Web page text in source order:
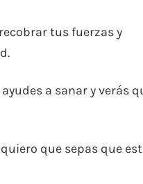
tus fuerzas y
a sanar y verás
que sepas que